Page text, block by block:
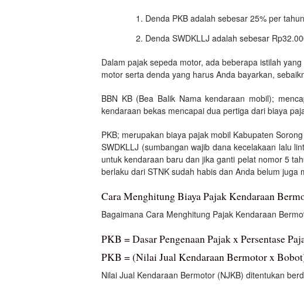
Denda PKB adalah sebesar 25% per
Denda SWDKLLJ adalah sebesar
Dalam pajak sepeda motor, ada beberapa istilah
motor serta denda yang harus Anda bayarkan,
BBN KB (Bea Balik Nama kendaraan mobil);
kendaraan bekas mencapai dua pertiga dari biaya
PKB; merupakan biaya pajak mobil Kabupaten
SWDKLLJ (sumbangan wajib dana kecelakaan lalu
untuk kendaraan baru dan jika ganti pelat nomor 5
berlaku dari STNK sudah habis dan Anda belum
Cara Menghitung Biaya Pajak Kendaraan
Bagaimana Cara Menghitung Pajak Kendaraan
PKB = Dasar Pengenaan Pajak x Persentase
PKB = (Nilai Jual Kendaraan Bermotor x
Nilai Jual Kendaraan Bermotor (NJKB) ditentukan